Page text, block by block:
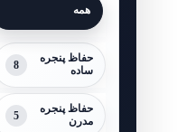
همه
حفاظ پنجره
ساده
8
حفاظ پنجره
مدرن
5